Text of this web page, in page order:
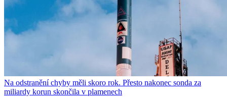
Na odstranění chyby měli skoro rok. Přesto nakonec sonda za
miliardy korun skončila v plamenech